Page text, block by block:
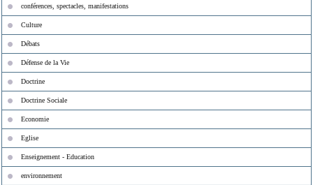
conférences, spectacles, manifestations
Culture
Débats
Défense de la Vie
Doctrine
Doctrine Sociale
Economie
Eglise
Enseignement - Education
environnement